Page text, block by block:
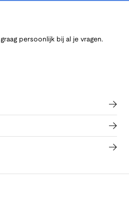
persoonlijk bij al je vragen.